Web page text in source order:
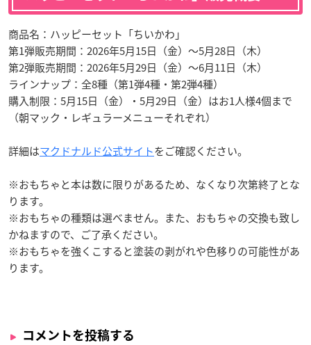
商品名：ハッピーセット「ちいかわ」
第1弾販売期間：2026年5月15日（金）～5月28日（木）
第2弾販売期間：2026年5月29日（金）～6月11日（木）
ラインナップ：全8種（第1弾4種・第2弾4種）
購入制限：5月15日（金）・5月29日（金）はお1人様4個まで
（朝マック・レギュラーメニューそれぞれ）
詳細はマクドナルド公式サイトをご確認ください。
※おもちゃと本は数に限りがあるため、なくなり次第終了とな
ります。
※おもちゃの種類は選べません。また、おもちゃの交換も致し
かねますので、ご了承ください。
※おもちゃを強くこすると塗装の剥がれや色移りの可能性があ
ります。
コメントを投稿する